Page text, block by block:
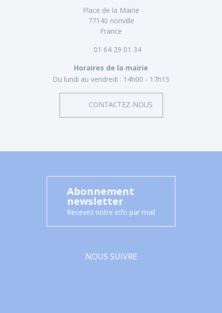
Place de la Mairie
77140 nonville
France
01 64 29 01 34
Horaires de la mairie
Du lundi au vendredi : 14h00 - 17h15
CONTACTEZ-NOUS
Abonnement
newsletter
Recevez notre info par mail
NOUS SUIVRE